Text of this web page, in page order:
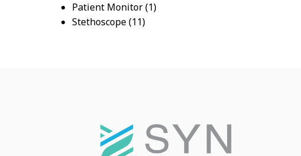
Patient Monitor 1
Stethoscope 11